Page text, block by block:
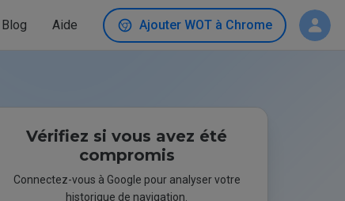
Blog Aide Ajouter WOT à Chrome
Vérifiez si vous avez été
compromis
Connectez-vous à Google pour analyser votre
historique de navigation.